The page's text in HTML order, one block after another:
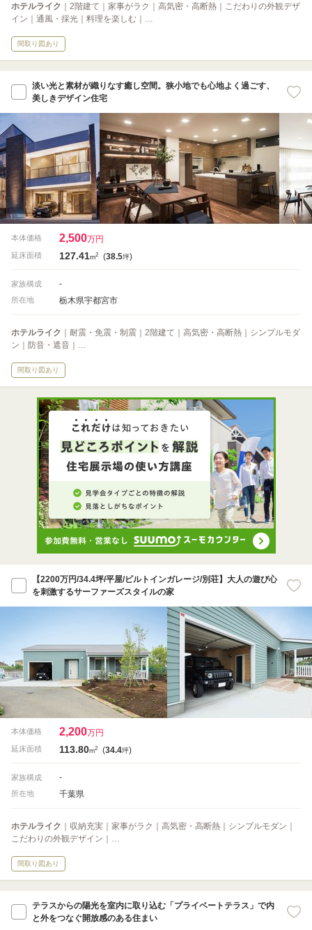
ホテルライク ｜2階建て｜家事がラク｜高気密・高断熱｜こだわりの外観デザ
イン｜通風・採光｜料理を楽しむ｜…
間取り図あり
淡い光と素材が織りなす癒し空間。狭小地でも心地よく過ごす、
美しきデザイン住宅
本体価格 2,500万円
延床面積 127.41m2 (38.5坪)
家族構成 -
所在地 栃木県宇都宮市
ホテルライク ｜耐震・免震・制震｜2階建て｜高気密・高断熱｜シンプルモダ
ン｜防音・遮音｜…
間取り図あり
【2200万円/34.4坪/平屋/ビルトインガレージ/別荘】大人の遊び心
を刺激するサーファーズスタイルの家
本体価格 2,200万円
延床面積 113.80m2 (34.4坪)
家族構成 -
所在地 千葉県
ホテルライク ｜収納充実｜家事がラク｜高気密・高断熱｜シンプルモダン｜
こだわりの外観デザイン｜…
間取り図あり
テラスからの陽光を室内に取り込む「プライベートテラス」で内
と外をつなぐ開放感のある住まい